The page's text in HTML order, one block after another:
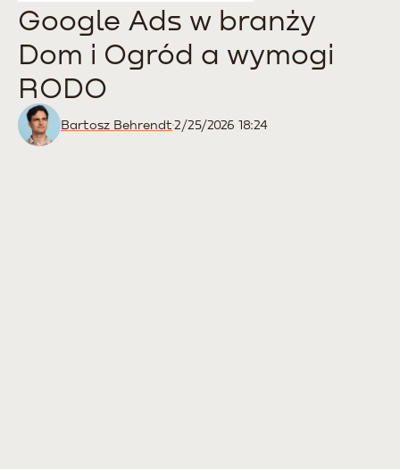
Google Ads w branży
Dom i Ogród a wymogi
RODO
Bartosz Behrendt2/25/2026 18:24